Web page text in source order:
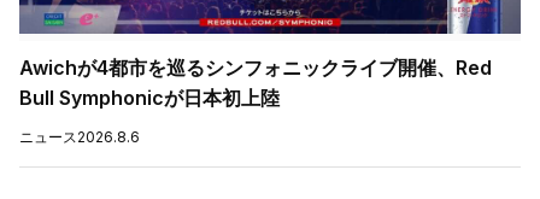
Awichが4都市を巡るシンフォニックライブ開催、Red
Bull Symphonicが日本初上陸
ニュース 2026.8.6